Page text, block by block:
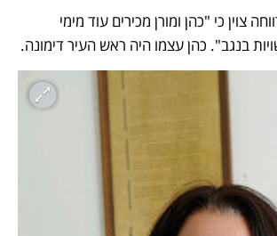
בנגב". כהן עצמו היה ראש העיר דימונה.